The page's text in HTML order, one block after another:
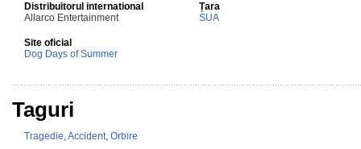
Distribuitorul international
Allarco Entertainment
Țara
SUA
Site oficial
Dog Days of Summer
Taguri
Tragedie,Accident, Orbire